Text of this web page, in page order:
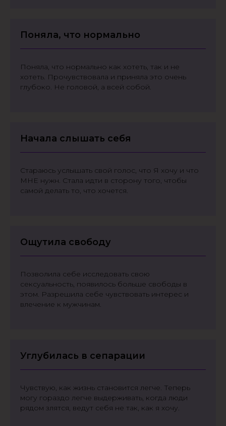
Поняла, что нормально
Поняла, что нормально как хотеть, так и не
хотеть. Прочувствовала и приняла это очень
глубоко. Не головой, а всей собой.
Начала слышать себя
Стараюсь услышать свой голос, что Я хочу и что
МНЕ нужн. Стала идти в сторону того, чтобы
самой делать то, что хочется.
Ощутила свободу
Позволила себе исследовать свою
сексуальность, появилось больше свободы в
этом. Разрешила себе чувствовать интерес и
влечение к мужчинам.
Углубилась в сепарации
Чувствую, как жизнь становится легче. Теперь
могу гораздо легче выдерживать, когда люди
рядом злятся, ведут себя не так, как я хочу.